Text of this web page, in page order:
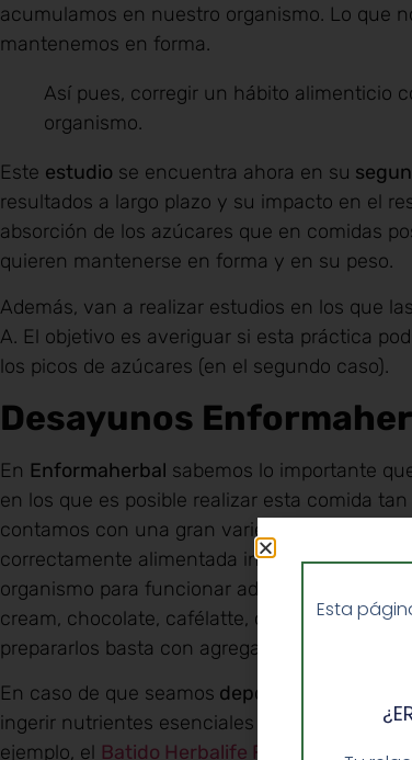
acumulamos en nuestro organismo. Lo que
mantenemos en forma.
Así pues, corregir un hábito alimenticio
organismo.
Este estudio se encuentra ahora en su
resultados a largo plazo y su impacto en el
absorción de los azúcares que en comidas
quieren mantenerse en forma y en su peso.
Además, van a realizar estudios en los que
A. El objetivo es averiguar si esta práctica
los picos de azúcares (en el segundo caso).
Desayunos
En Enformaherbal sabemos lo importante
en los que es posible realizar esta comida
contamos con una gran variedad de
correctamente alimentada ingiriendo pocas
organismo para funcionar adecuadamente.
cream, chocolate, cafélatte, chocolate y
prepararlos basta con agregar un par de
En caso de que seamos deportistas
ingerir nutrientes esenciales con los que
ejemplo, el Batido Herbalife F1 Sport
. Una
Esta